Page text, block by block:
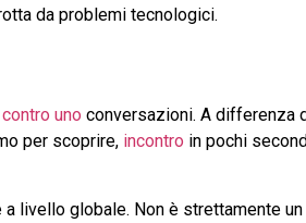
da problemi tecnologici.
uno conversazioni. A differenza
per scoprire, incontro in pochi
livello globale. Non è strettamente un